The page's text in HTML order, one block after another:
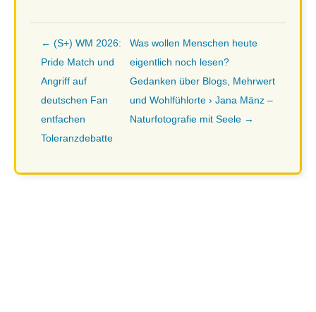
← (S+) WM 2026:
Pride Match und
Angriff auf
deutschen Fan
entfachen
Toleranzdebatte
Was wollen Menschen heute
eigentlich noch lesen?
Gedanken über Blogs, Mehrwert
und Wohlfühlorte › Jana Mänz –
Naturfotografie mit Seele →